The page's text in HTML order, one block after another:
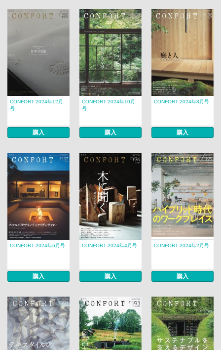
CONFORT 2024年12月
号
購入
CONFORT 2024年10月
号
購入
CONFORT 2024年8月号
購入
CONFORT 2024年6月号
購入
CONFORT 2024年4月号
購入
CONFORT 2024年2月号
購入